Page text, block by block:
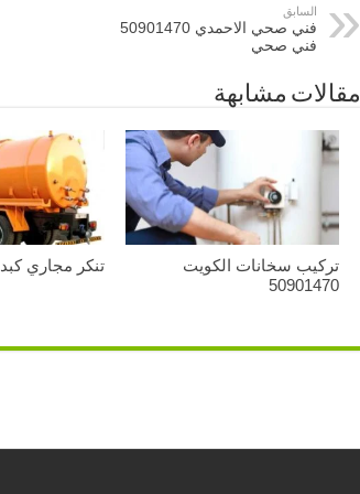
السابق
فني صحي الاحمدي 50901470
فني صحي
مقالات مشابهة
تركيب سخانات الكويت
50901470
تنكر مجاري كبد 00901470